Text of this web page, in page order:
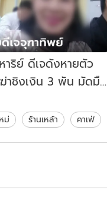
าริย์ ดีเจดังหายตัว
าชิงเงิน 3 พัน มัดมือ
ม่ ร้านเหล้า คาเฟ่